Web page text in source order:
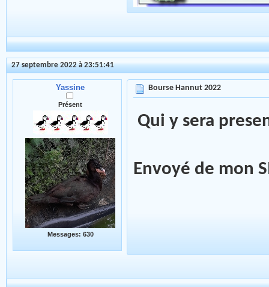
27 septembre 2022 à 23:51:41
Yassine
Présent
Messages: 630
Bourse Hannut 2022
Qui y sera
Envoyé de mon